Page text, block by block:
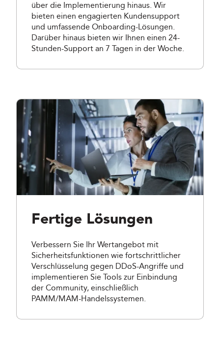
über die Implementierung hinaus. Wir
bieten einen engagierten Kundensupport
und umfassende Onboarding-Lösungen.
Darüber hinaus bieten wir Ihnen einen 24-
Stunden-Support an 7 Tagen in der Woche.
Fertige Lösungen
Verbessern Sie Ihr Wertangebot mit
Sicherheitsfunktionen wie fortschrittlicher
Verschlüsselung gegen DDoS-Angriffe und
implementieren Sie Tools zur Einbindung
der Community, einschließlich
PAMM/MAM-Handelssystemen.